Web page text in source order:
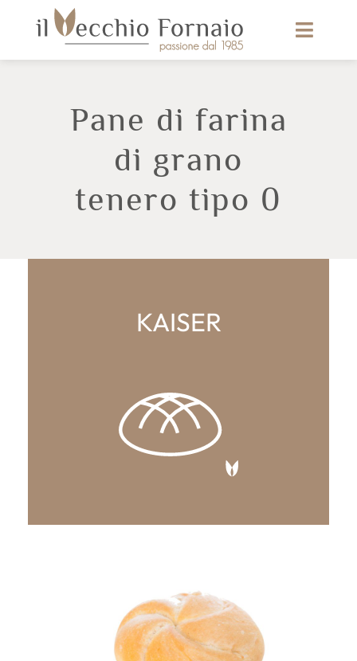
Pane di farina
di grano
tenero tipo 0
KAISER